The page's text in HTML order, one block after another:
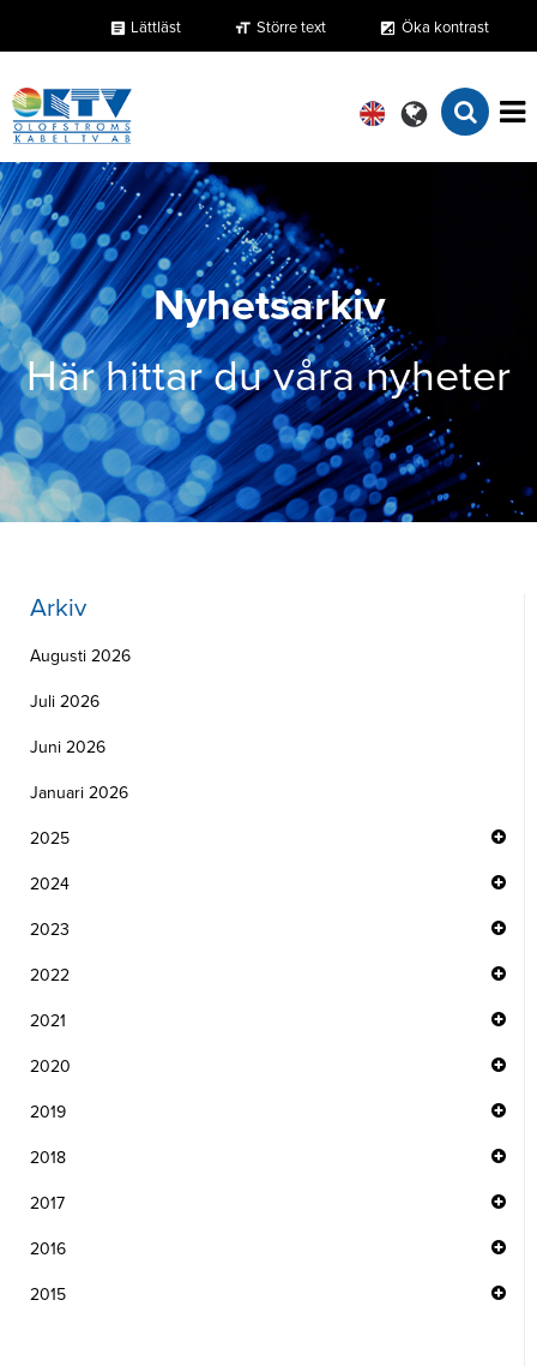
article Lättläst format_size Större text exposure Öka kontrast
Nyhetsarkiv
Här hittar du våra nyheter
Arkiv
Augusti 2026
Juli 2026
Juni 2026
Januari 2026
2025
2024
2023
2022
2021
2020
2019
2018
2017
2016
2015